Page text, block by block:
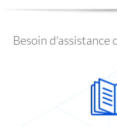
Besoin d'assistance